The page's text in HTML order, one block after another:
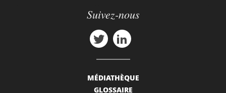
Suivez-nous
MÉDIATHÈQUE
GLOSSAIRE